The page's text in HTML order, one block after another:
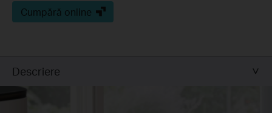
Cumpără online
Descriere